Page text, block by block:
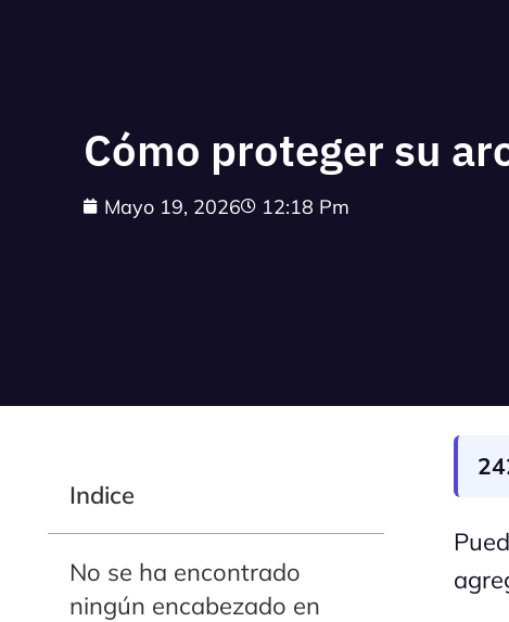
Cómo proteger su
Mayo 19, 2026 12:18 Pm
Indice
No se ha encontrado
ningún encabezado en